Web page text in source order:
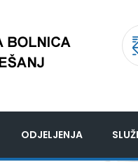
ODJELJENJA